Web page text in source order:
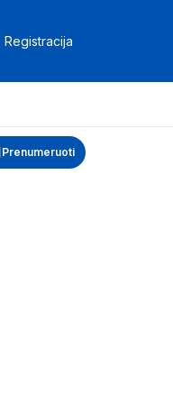
Registracija
Prenumeruoti